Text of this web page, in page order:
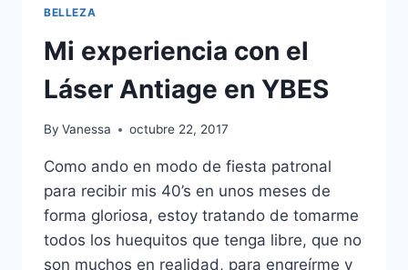
BELLEZA
Mi experiencia con el
Láser Antiage en YBES
By Vanessa octubre 22, 2017
Como ando en modo de fiesta patronal
para recibir mis 40’s en unos meses de
forma gloriosa, estoy tratando de tomarme
todos los huequitos que tenga libre, que no
son muchos en realidad, para engreírme y